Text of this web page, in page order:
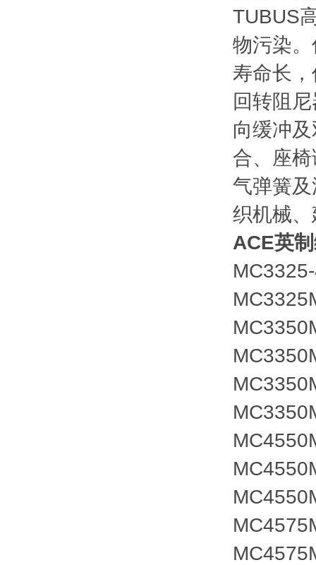
TUBUS
物污染
寿命长
回转阻
向缓冲
合、座
气弹簧
织机械
ACE英